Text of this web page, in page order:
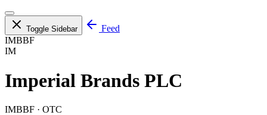
Toggle Sidebar
Feed
IMBBF
IM
Imperial Brands PLC
IMBBF · OTC